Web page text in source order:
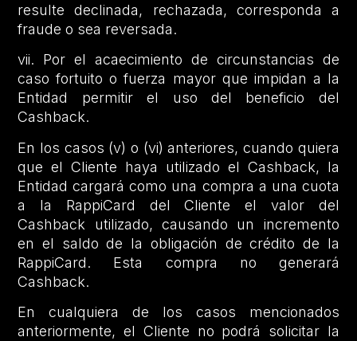
resulte declinada, rechazada, corresponda a
fraude o sea reversada.
vii. Por el acaecimiento de circunstancias de
caso fortuito o fuerza mayor que impidan a la
Entidad permitir el uso del beneficio del
Cashback.
En los casos (v) o (vi) anteriores, cuando quiera
que el Cliente haya utilizado el Cashback, la
Entidad cargará como una compra a una cuota
a la RappiCard del Cliente el valor del
Cashback utilizado, causando un incremento
en el saldo de la obligación de crédito de la
RappiCard. Esta compra no generará
Cashback.
En cualquiera de los casos mencionados
anteriormente, el Cliente no podrá solicitar la